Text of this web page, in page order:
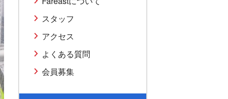
スタッフ
アクセス
よくある質問
会員募集